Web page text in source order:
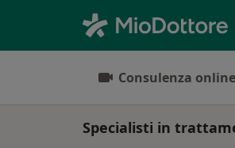
Consulenza online
Specialisti in